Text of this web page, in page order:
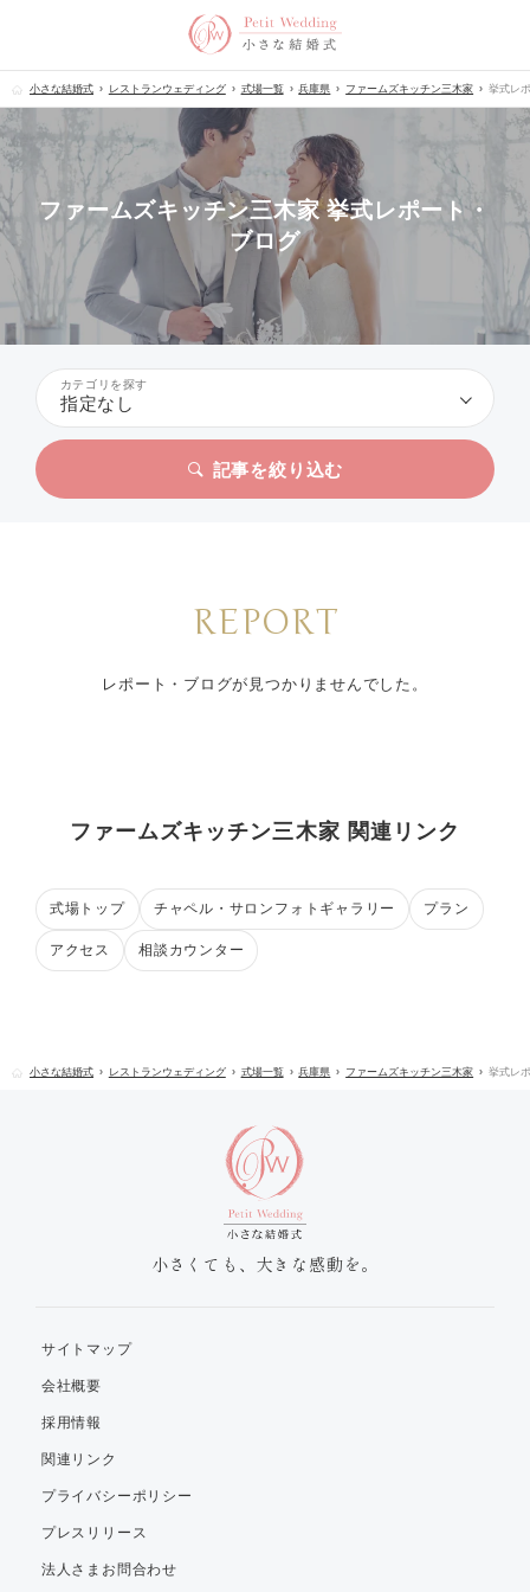
小さな結婚式 レストランウェディング 式場一覧 兵庫県 ファームズキッチン三木家 挙式レ
ファームズキッチン三木家 挙式レポート・
ブログ
カテゴリを探す
指定なし
記事を絞り込む
REPORT
レポート・ブログが見つかりませんでした。
ファームズキッチン三木家 関連リンク
式場トップ チャペル・サロンフォトギャラリー プラン
アクセス 相談カウンター
小さな結婚式 レストランウェディング 式場一覧 兵庫県 ファームズキッチン三木家 挙式レ
小さくても、大きな感動を。
サイトマップ
会社概要
採用情報
関連リンク
プライバシーポリシー
プレスリリース
法人さまお問合わせ